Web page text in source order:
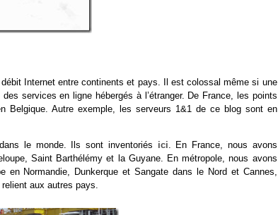
Internet entre continents et pays. Il est colossal même si une
services en ligne hébergés à l’étranger. De France, les points
Belgique. Autre exemple, les serveurs 1&1 de ce blog sont en
le monde. Ils sont inventoriés ici . En France, nous avons
Saint Barthélémy et la Guyane. En métropole, nous avons
Normandie, Dunkerque et Sangate dans le Nord et Cannes,
aux autres pays.